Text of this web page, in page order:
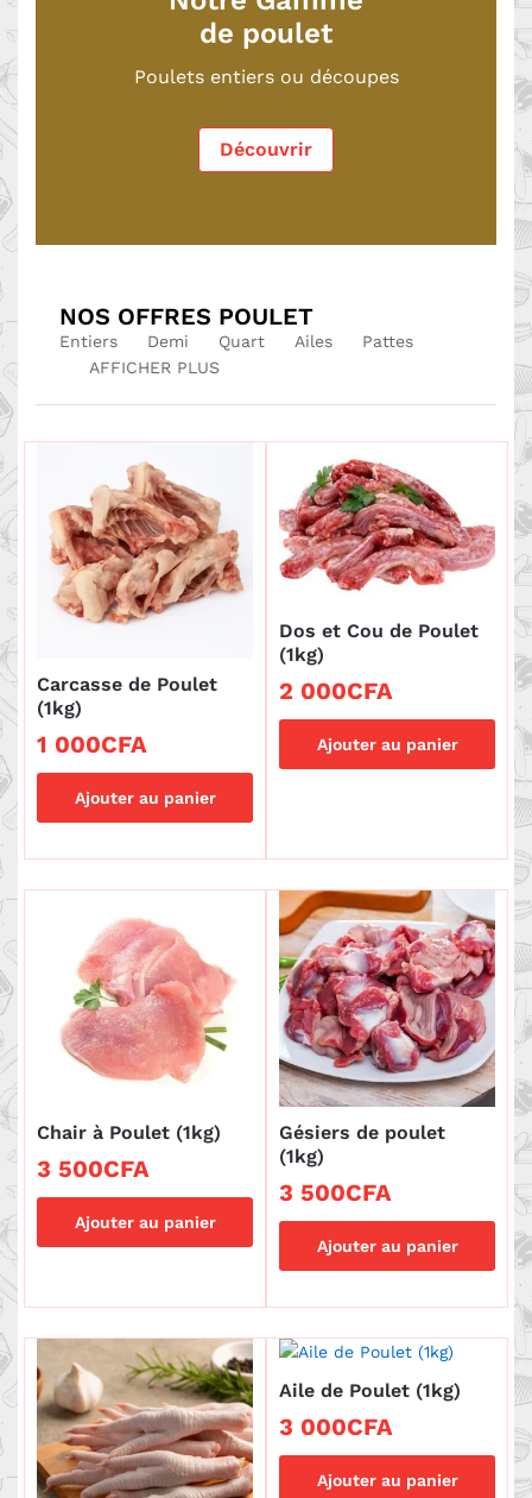
de poulet
Poulets entiers ou découpes
Découvrir
NOS OFFRES POULET
Entiers Demi Quart Ailes
Pattes
AFFICHER PLUS
Carcasse de Poulet
(1kg)
1 000CFA
Ajouter au panier
Dos et Cou de Poulet
(1kg)
2 000CFA
Ajouter au panier
Chair à Poulet (1kg)
3 500CFA
Ajouter au panier
Gésiers de poulet
(1kg)
3 500CFA
Ajouter au panier
Aile de Poulet (1kg)
3 000CFA
Ajouter au panier